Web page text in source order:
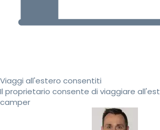
Viaggi all'estero consentiti
Il proprietario consente di viaggiare
camper